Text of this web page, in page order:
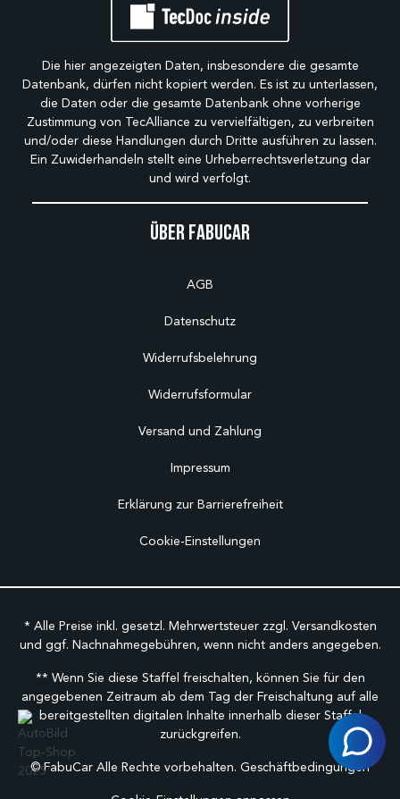
Über Fabucar
AGB
Datenschutz
Widerrufsbelehrung
Widerrufsformular
Versand und Zahlung
Impressum
Erklärung zur Barrierefreiheit
Cookie-Einstellungen
Die hier angezeigten Daten, insbesondere die gesamte
Datenbank, dürfen nicht kopiert werden. Es ist zu unterlassen,
die Daten oder die gesamte Datenbank ohne vorherige
Zustimmung von TecAlliance zu vervielfältigen, zu verbreiten
und/oder diese Handlungen durch Dritte ausführen zu lassen.
Ein Zuwiderhandeln stellt eine Urheberrechtsverletzung dar
und wird verfolgt.
* Alle Preise inkl. gesetzl. Mehrwertsteuer zzgl. Versandkosten
und ggf. Nachnahmegebühren, wenn nicht anders angegeben.
** Wenn Sie diese Staffel freischalten, können Sie für den
angegebenen Zeitraum ab dem Tag der Freischaltung auf alle
bereitgestellten digitalen Inhalte innerhalb dieser Staffel
zurückgreifen.
©FabuCar Alle Rechte vorbehalten. Geschäftbedingungen